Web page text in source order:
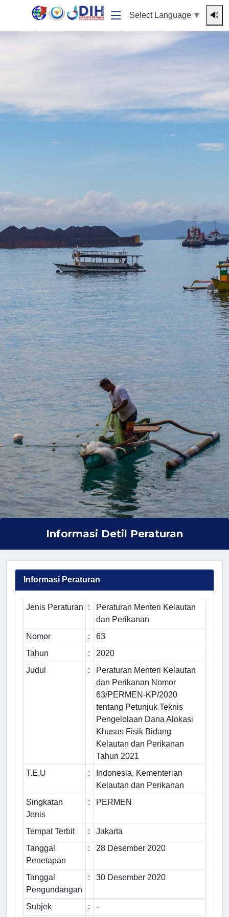
Select Language ▼ 🔊
Informasi Detil Peraturan
Informasi Peraturan
Jenis Peraturan :
Peraturan Menteri Kelautan
dan Perikanan
Nomor
:
63
Tahun
:
2020
Judul
:
Peraturan Menteri Kelautan
dan Perikanan Nomor
63/PERMEN-KP/2020
tentang Petunjuk Teknis
Pengelolaan Dana Alokasi
Khusus Fisik Bidang
Kelautan dan Perikanan
Tahun 2021
T.E.U
:
Indonesia. Kementerian
Kelautan dan Perikanan
Singkatan
Jenis
: PERMEN
Tempat Terbit :
Jakarta
Tanggal
Penetapan
: 28 Desember 2020
Tanggal
Pengundangan
: 30 Desember 2020
Subjek : -